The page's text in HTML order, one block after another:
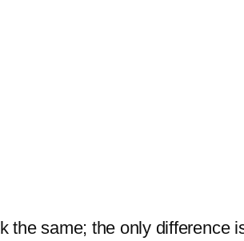
the same; the only difference